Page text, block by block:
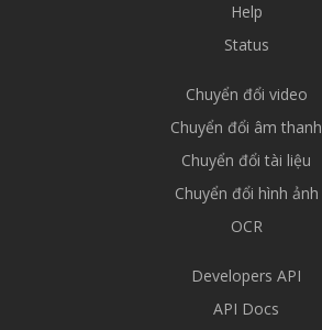
Help
Status
Chuyển đổi video
Chuyển đổi âm thanh
Chuyển đổi tài liệu
Chuyển đổi hình ảnh
OCR
Developers API
API Docs